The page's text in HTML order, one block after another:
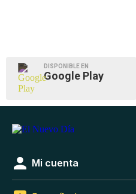
DISPONIBLE EN
Google Play
Mi cuenta